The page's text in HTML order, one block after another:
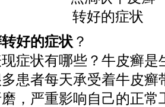
好的症状 ？
状有哪些？牛皮癣是
患者每天承受着牛皮癣
，严重影响自己的正常